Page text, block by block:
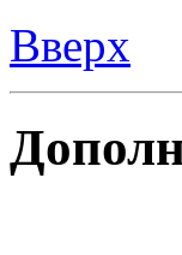
Вверх